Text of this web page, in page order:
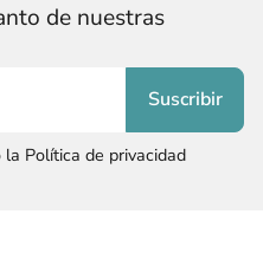
de nuestras
Política de privacidad